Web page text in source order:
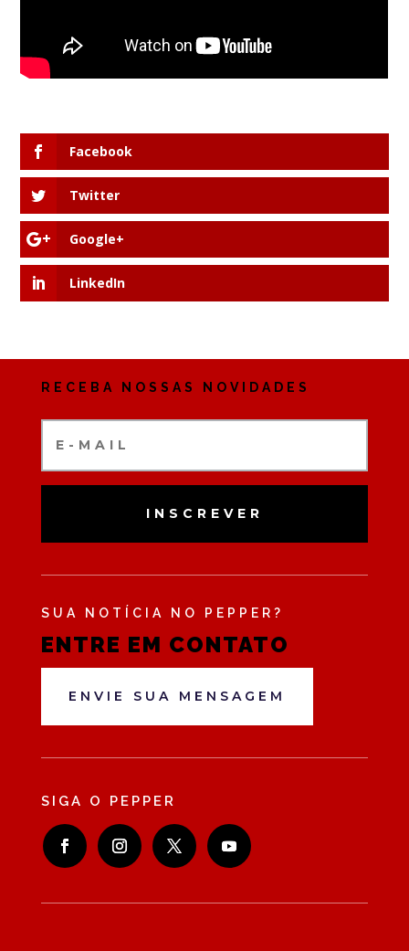
Facebook
Twitter
Google+
LinkedIn
RECEBA NOSSAS NOVIDADES
INSCREVER
SUA NOTÍCIA NO PEPPER?
ENTRE EM CONTATO
ENVIE SUA MENSAGEM
SIGA O PEPPER